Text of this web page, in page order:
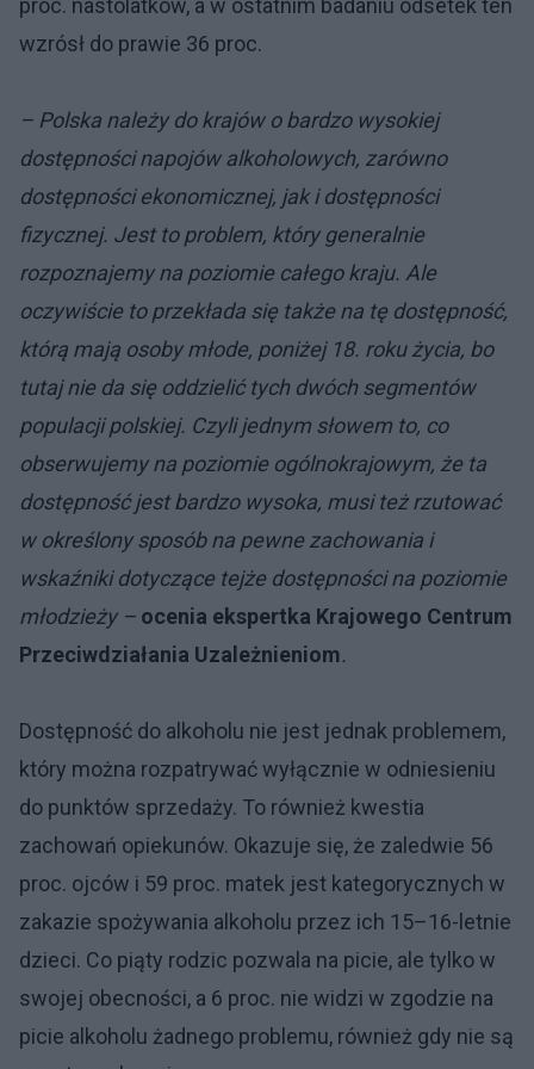
proc. nastolatków, a w ostatnim badaniu odsetek ten
wzrósł do prawie 36 proc.
– Polska należy do krajów o bardzo wysokiej
dostępności napojów alkoholowych, zarówno
dostępności ekonomicznej, jak i dostępności
fizycznej. Jest to problem, który generalnie
rozpoznajemy na poziomie całego kraju. Ale
oczywiście to przekłada się także na tę dostępność,
którą mają osoby młode, poniżej 18. roku życia, bo
tutaj nie da się oddzielić tych dwóch segmentów
populacji polskiej. Czyli jednym słowem to, co
obserwujemy na poziomie ogólnokrajowym, że ta
dostępność jest bardzo wysoka, musi też rzutować
w określony sposób na pewne zachowania i
wskaźniki dotyczące tejże dostępności na poziomie
młodzieży – ocenia ekspertka Krajowego Centrum
Przeciwdziałania Uzależnieniom.
Dostępność do alkoholu nie jest jednak problemem,
który można rozpatrywać wyłącznie w odniesieniu
do punktów sprzedaży. To również kwestia
zachowań opiekunów. Okazuje się, że zaledwie 56
proc. ojców i 59 proc. matek jest kategorycznych w
zakazie spożywania alkoholu przez ich 15–16-letnie
dzieci. Co piąty rodzic pozwala na picie, ale tylko w
swojej obecności, a 6 proc. nie widzi w zgodzie na
picie alkoholu żadnego problemu, również gdy nie są